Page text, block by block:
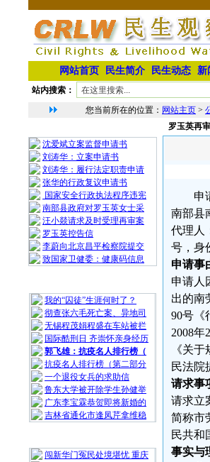
网站首页 民生简介 民生动态 新
站内搜索：
您当前所在的位置： 网站主页 >
沈爱斌立案监督申请书
刘涛华：立案申请书
刘涛华：履行法定职责申请
张华的行政复议申请书
国家安全行政执法程序违宪
南部县政府对罗玉英女士采
汪小燚请求及时受理再审案
罗玉英控告信
李蔚向北京昌平检察院提交
致国家卫健委：健康码信息
我的“囚徒”生涯何时了？
彻查张六毛死亡案、异地司
无锡程茂娟程盛在车站被拦
国际酷刑日 齐崇怀亲身经历
郭飞雄：抗疫名人排行榜（
抗疫名人排行榜（第二部分
一个退役女兵的求助信
鲁东大学被开除学生孙健举
广东李宝霖恭贺即将新婚的
吉林省通化市逢凤芹拿维稳
闯新华门冤民处境堪忧 重庆
罗玉英再
申
南部县
代理人
号，身
申请事
申请人
出的南
90号《
2008
《关
民法院
请求事
请求立
简称市
民共和
事实与